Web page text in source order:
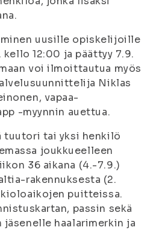
uusille opiskelijoille
kello 12:00 ja päättyy 7.9.
voi ilmoittautua myös
Niklas
vapaa-
-myynnin auettua.
tuutori tai yksi henkilö
joukkueelleen
36 aikana (4.-7.9.)
rakennuksesta (2.
puitteissa.
passin sekä
haalarimerkin ja